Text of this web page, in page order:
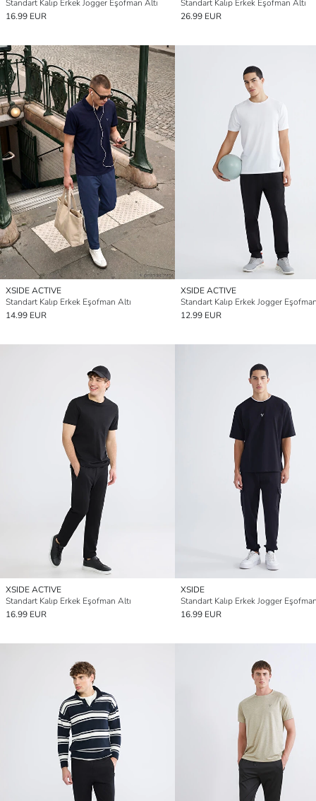
Standart Kalıp Erkek Jogger Eşofman Altı
16.99 EUR
Standart Kalıp Erkek Eşofman Altı
26.99 EUR
XSIDE ACTIVE
Standart Kalıp Erkek Eşofman Altı
14.99 EUR
XSIDE ACTIVE
Standart Kalıp Erkek Jogger
12.99 EUR
XSIDE ACTIVE
Standart Kalıp Erkek Eşofman Altı
16.99 EUR
XSIDE
Standart Kalıp Erkek Jogger
16.99 EUR